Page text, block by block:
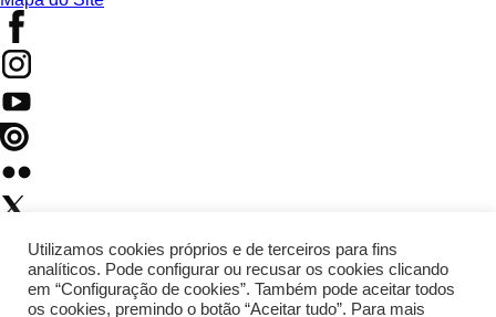
Utilizamos cookies próprios e de terceiros para fins
analíticos. Pode configurar ou recusar os cookies clicando
em “Configuração de cookies”. Também pode aceitar todos
os cookies, premindo o botão “Aceitar tudo”. Para mais